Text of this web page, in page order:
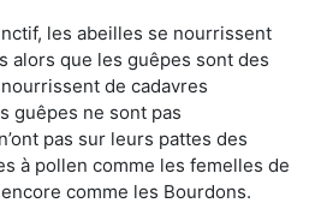
les abeilles se nourrissent
alors que les guêpes sont des
de cadavres
guêpes ne sont pas
pas sur leurs pattes des
à pollen comme les femelles de
comme les Bourdons.